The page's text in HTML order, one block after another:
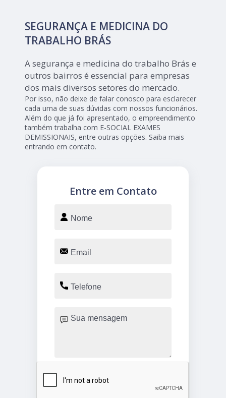
SEGURANÇA E MEDICINA DO
TRABALHO BRÁS
A segurança e medicina do trabalho Brás e
outros bairros é essencial para empresas
dos mais diversos setores do mercado.
Por isso, não deixe de falar conosco para esclarecer
cada uma de suas dúvidas com nossos funcionários.
Além do que já foi apresentado, o empreendimento
também trabalha com E-SOCIAL EXAMES
DEMISSIONAIS, entre outras opções. Saiba mais
entrando em contato.
Entre em Contato